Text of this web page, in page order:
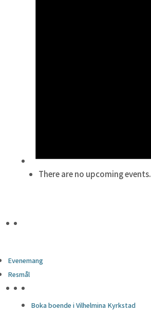
There are no upcoming events.
Evenemang
Resmål
Boka boende i Vilhelmina Kyrkstad